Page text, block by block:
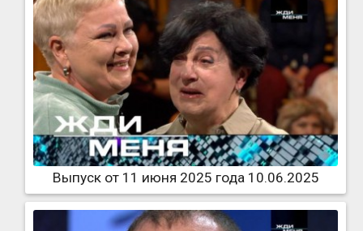
Выпуск от 11 июня 2025 года 10.06.2025